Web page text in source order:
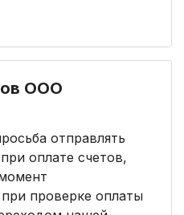
ООО
отправлять
оплате счетов,
проверке оплаты